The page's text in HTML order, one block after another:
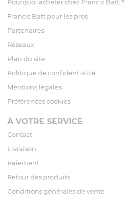
Pourquoi acheter chez Francis Batt ?
Francis Batt pour les pros
Partenaires
Réseaux
Plan du site
Politique de confidentialité
Mentions légales
Préférences cookies
À VOTRE SERVICE
Contact
Livraison
Paiement
Retour des produits
Conditions générales de vente